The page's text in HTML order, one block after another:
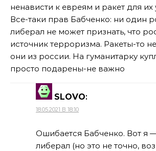
ненависти к евреям и ракет для их
Все-таки прав Бабченко: ни один
либерал не может признать, что
источник терроризма. Ракеты-то
они из россии. На гуманитарку
просто подарены-не важно
SLOVO:
18.05.2021 В 18:10
Ошибается Бабченко. Вот я
либерал (но это не точно,